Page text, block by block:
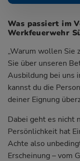
Was passiert im
Werkfeuerwehr
„Warum wollen Sie
Sie über unseren
Ausbildung bei uns
kannst du die
deiner Eignung
Dabei geht es nicht
Persönlichkeit hat
Achte also
Erscheinung – vom